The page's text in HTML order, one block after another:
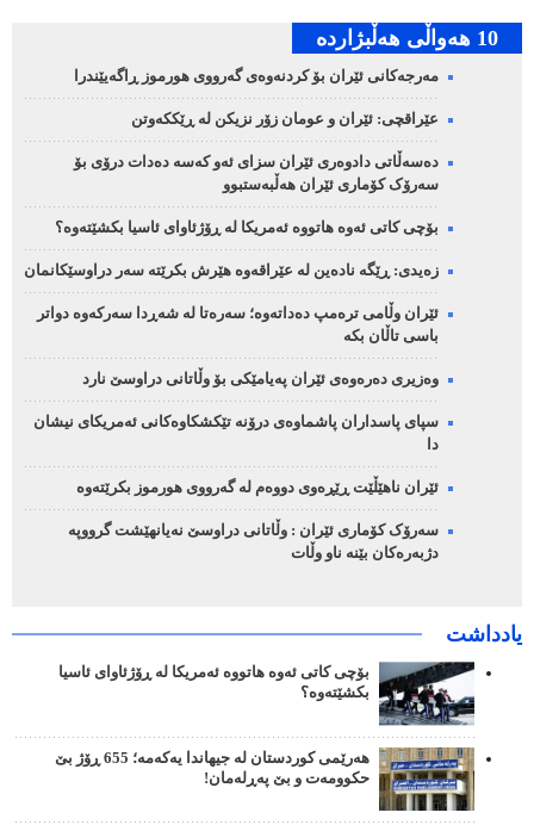
10 هه‌واڵی هه‌ڵبژارده‌
مەرجەکانی ئێران بۆ کردنەوەی گەرووی هورموز ڕاگەیێندرا
عێراقچی: ئێران و عومان زۆر نزیکن لە ڕێککەوتن
دەسەڵاتی دادوەری ئێران سزای ئەو کەسە دەدات درۆی بۆ
سەرۆک کۆماری ئێران هەڵبەستبوو
بۆچی کاتی ئەوە هاتووە ئەمریکا لە ڕۆژئاوای ئاسیا بکشێتەوە؟
زەیدی: ڕێگە نادەین لە عێراقەوە هێرش بکرێتە سەر دراوسێکانمان
ئێران وڵامی ترەمپ دەداتەوە؛ سەرەتا لە شەڕدا سەرکەوە دواتر
باسی تاڵان بکە
وەزیری دەرەوەی ئێران پەیامێکی بۆ وڵاتانی دراوسێ نارد
سپای پاسداران پاشماوەی درۆنە تێکشکاوەکانی ئەمریکای نیشان
دا
ئێران ناهێڵێت ڕێڕەوی دووەم لە گەرووی هورموز بکرێتەوە
سەرۆک کۆماری ئێران : وڵاتانی دراوسێ نەیانهێشت گرووپە
دژبەرەکان بێنە ناو وڵات
یادداشت
بۆچی کاتی ئەوە هاتووە ئەمریکا لە ڕۆژئاوای ئاسیا
بکشێتەوە؟
هەرێمی کوردستان لە جیهاندا یەکەمە؛ 655 ڕۆژ بێ
حکوومەت و بێ پەڕلەمان!